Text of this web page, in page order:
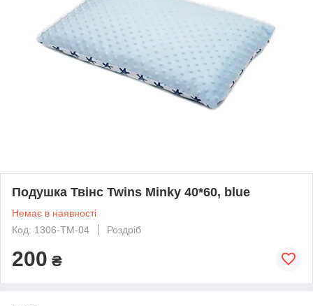
Подушка Твінс Twins Minky 40*60, blue
Немає в наявності
Код: 1306-TM-04
Роздріб
200 ₴